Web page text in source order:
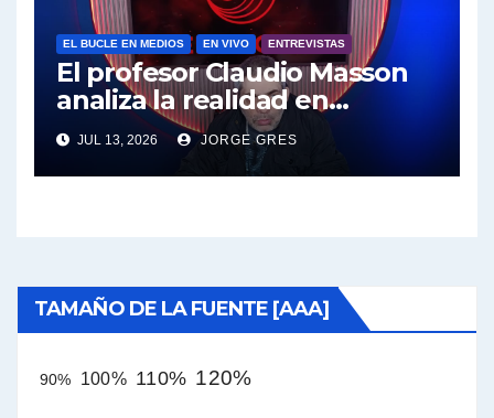
EL BUCLE EN MEDIOS EN VIVO ENTREVISTAS
El profesor Claudio Masson
analiza la realidad en
términos políticos e
intelectuales
JUL 13, 2026 JORGE GRES
TAMAÑO DE LA FUENTE [AAA]
90% 100% 110% 120%